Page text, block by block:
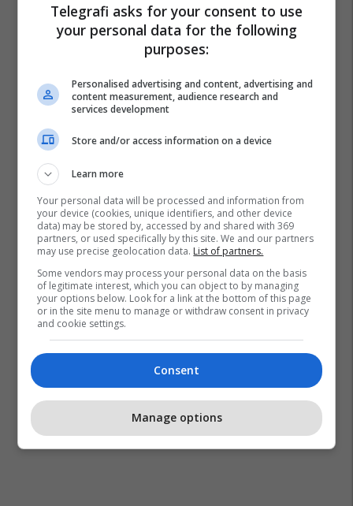
Telegrafi asks for your consent to use
your personal data for the following
purposes:
Personalised advertising and content, advertising and
content measurement, audience research and
services development
Store and/or access information on a device
Learn more
Your personal data will be processed and information from
your device (cookies, unique identifiers, and other device
data) may be stored by, accessed by and shared with 369
partners, or used specifically by this site. We and our partners
may use precise geolocation data. List of partners.
Some vendors may process your personal data on the basis
of legitimate interest, which you can object to by managing
your options below. Look for a link at the bottom of this page
or in the site menu to manage or withdraw consent in privacy
and cookie settings.
Consent
Manage options